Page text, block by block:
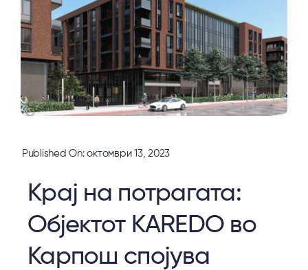
Published On: октомври 13, 2023
Крај на потрагата:
Објектот KAREDO во
Карпош спојува